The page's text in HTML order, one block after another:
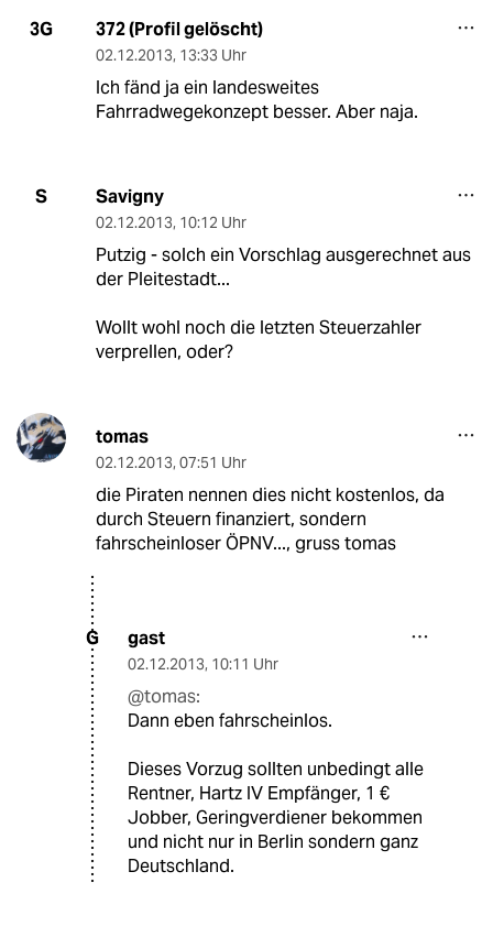
3G 372 (Profil gelöscht)
02.12.2013, 13:33 Uhr
Ich fänd ja ein landesweites
Fahrradwegekonzept besser. Aber naja.
S Savigny
02.12.2013, 10:12 Uhr
Putzig - solch ein Vorschlag ausgerechnet aus
der Pleitestadt...
Wollt wohl noch die letzten Steuerzahler
verprellen, oder?
tomas
02.12.2013, 07:51 Uhr
die Piraten nennen dies nicht kostenlos, da
durch Steuern finanziert, sondern
fahrscheinloser ÖPNV..., gruss tomas
G gast
02.12.2013, 10:11 Uhr
@tomas:
Dann eben fahrscheinlos.
Dieses Vorzug sollten unbedingt alle
Rentner, Hartz IV Empfänger, 1 €
Jobber, Geringverdiener bekommen
und nicht nur in Berlin sondern ganz
Deutschland.